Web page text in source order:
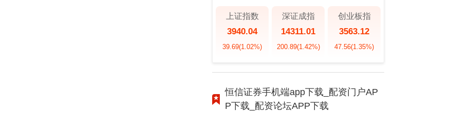
上证指数
3940.04
39.69(1.02%)
深证成指
14311.01
200.89(1.42%)
创业板指
3563.12
47.56(1.35%)
恒信证券手机端app下载_配资门户AP
P下载_配资论坛APP下载